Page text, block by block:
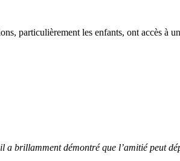
particulièrement les enfants, ont accès à
a brillamment démontré que l’amitié peut